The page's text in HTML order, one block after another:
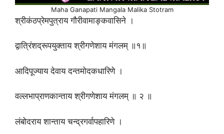
Maha Ganapati Mangala Malika Stotram
श्रीकंठप्रेमपुत्राय गौरीवामाङ्कवासिने ।
द्वात्रिंशद्रूपयुक्ताय श्रीगणेशाय मंगलम् ॥१॥
आदिपूज्याय देवाय दन्तमोदकधारिणे ।
वल्लभाप्राणकान्ताय श्रीगणेशाय मंगलम् ॥ २ ॥
लंबोदराय शान्ताय चन्द्रगर्वापहारिणे ।